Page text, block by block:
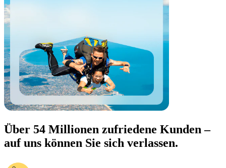
Über 54 Millionen zufriedene Kunden –
auf uns können Sie sich verlassen.